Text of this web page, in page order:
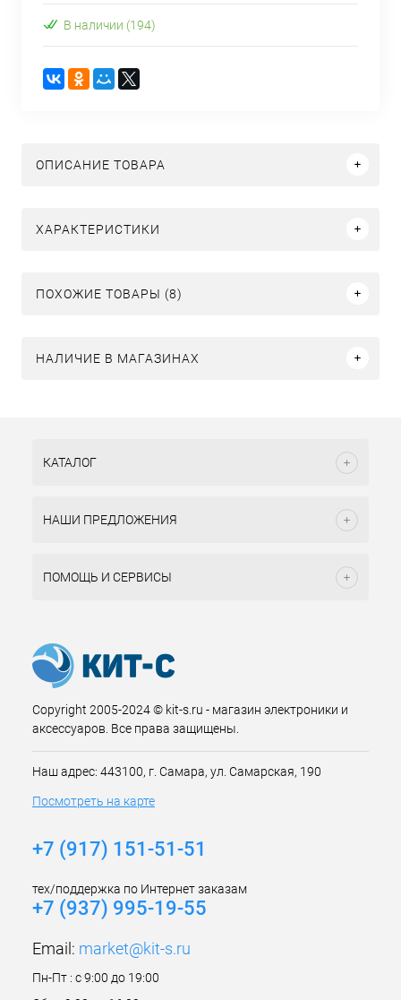
В наличии (194)
ОПИСАНИЕ ТОВАРА
ХАРАКТЕРИСТИКИ
ПОХОЖИЕ ТОВАРЫ (8)
НАЛИЧИЕ В МАГАЗИНАХ
КАТАЛОГ
НАШИ ПРЕДЛОЖЕНИЯ
ПОМОЩЬ И СЕРВИСЫ
Copyright 2005-2024 © kit-s.ru - магазин электроники и
аксессуаров. Все права защищены.
Наш адрес: 443100, г. Самара, ул. Самарская, 190
Посмотреть на карте
+7 (917) 151-51-51
тех/поддержка по Интернет заказам
+7 (937) 995-19-55
Email: market@kit-s.ru
Пн-Пт : с 9:00 до 19:00